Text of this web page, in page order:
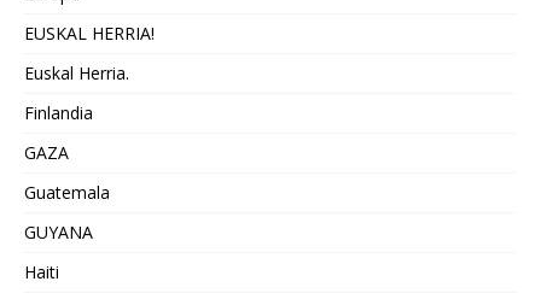
EUSKAL HERRIA!
Euskal Herria.
Finlandia
GAZA
Guatemala
GUYANA
Haiti